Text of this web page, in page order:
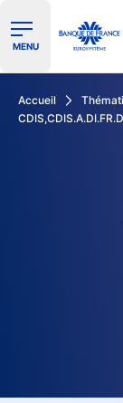
Ouvrir le
MENU
Accueil